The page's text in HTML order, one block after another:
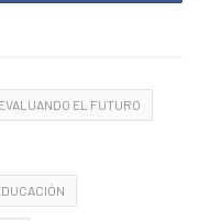
EVALUANDO EL FUTURO